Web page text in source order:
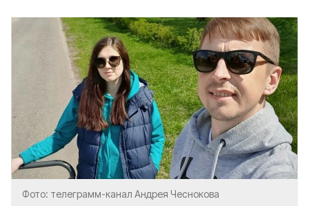
Фото: телеграмм-канал Андрея Чеснокова